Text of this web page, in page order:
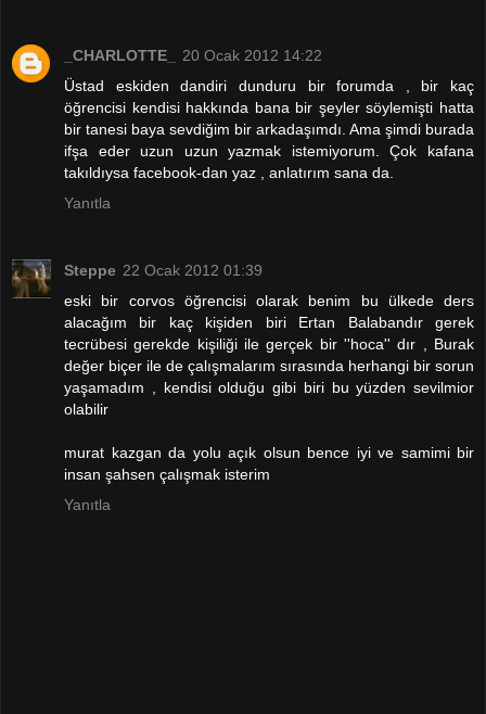
_CHARLOTTE_
20 Ocak 2012 14:22
Üstad eskiden dandiri dunduru bir forumda , bir kaç
öğrencisi kendisi hakkında bana bir şeyler söylemişti hatta
bir tanesi baya sevdiğim bir arkadaşımdı. Ama şimdi burada
ifşa eder uzun uzun yazmak istemiyorum. Çok kafana
takıldıysa facebook-dan yaz , anlatırım sana da.
Yanıtla
Steppe 22 Ocak 2012 01:39
eski bir corvos öğrencisi olarak benim bu ülkede ders
alacağım bir kaç kişiden biri Ertan Balabandır gerek
tecrübesi gerekde kişiliği ile gerçek bir ''hoca'' dır , Burak
değer biçer ile de çalışmalarım sırasında herhangi bir sorun
yaşamadım , kendisi olduğu gibi biri bu yüzden sevilmior
olabilir
murat kazgan da yolu açık olsun bence iyi ve samimi bir
insan şahsen çalışmak isterim
Yanıtla